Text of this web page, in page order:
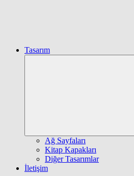
Tasarım
Ağ Sayfaları
Kitap Kapakları
Diğer Tasarımlar
İletişim